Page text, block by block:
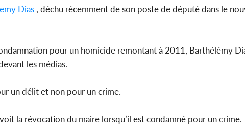
Dias , déchu récemment de son poste de député dans le
pour un homicide remontant à 2011, Barthélémy
les médias.
un délit et non pour un crime.
la révocation du maire lorsqu’il est condamné pour un crime.
Côte